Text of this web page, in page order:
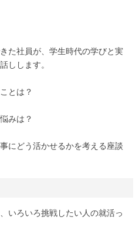
た社員が、学生時代の学びと実
しします。
とは？
みは？
にどう活かせるかを考える座談
いろいろ挑戦したい人の就活っ